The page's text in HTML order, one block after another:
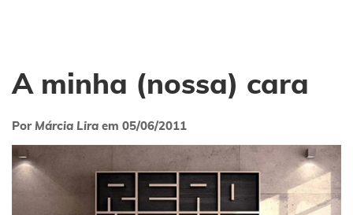
A minha (nossa) cara
Por Márcia Lira em 05/06/2011